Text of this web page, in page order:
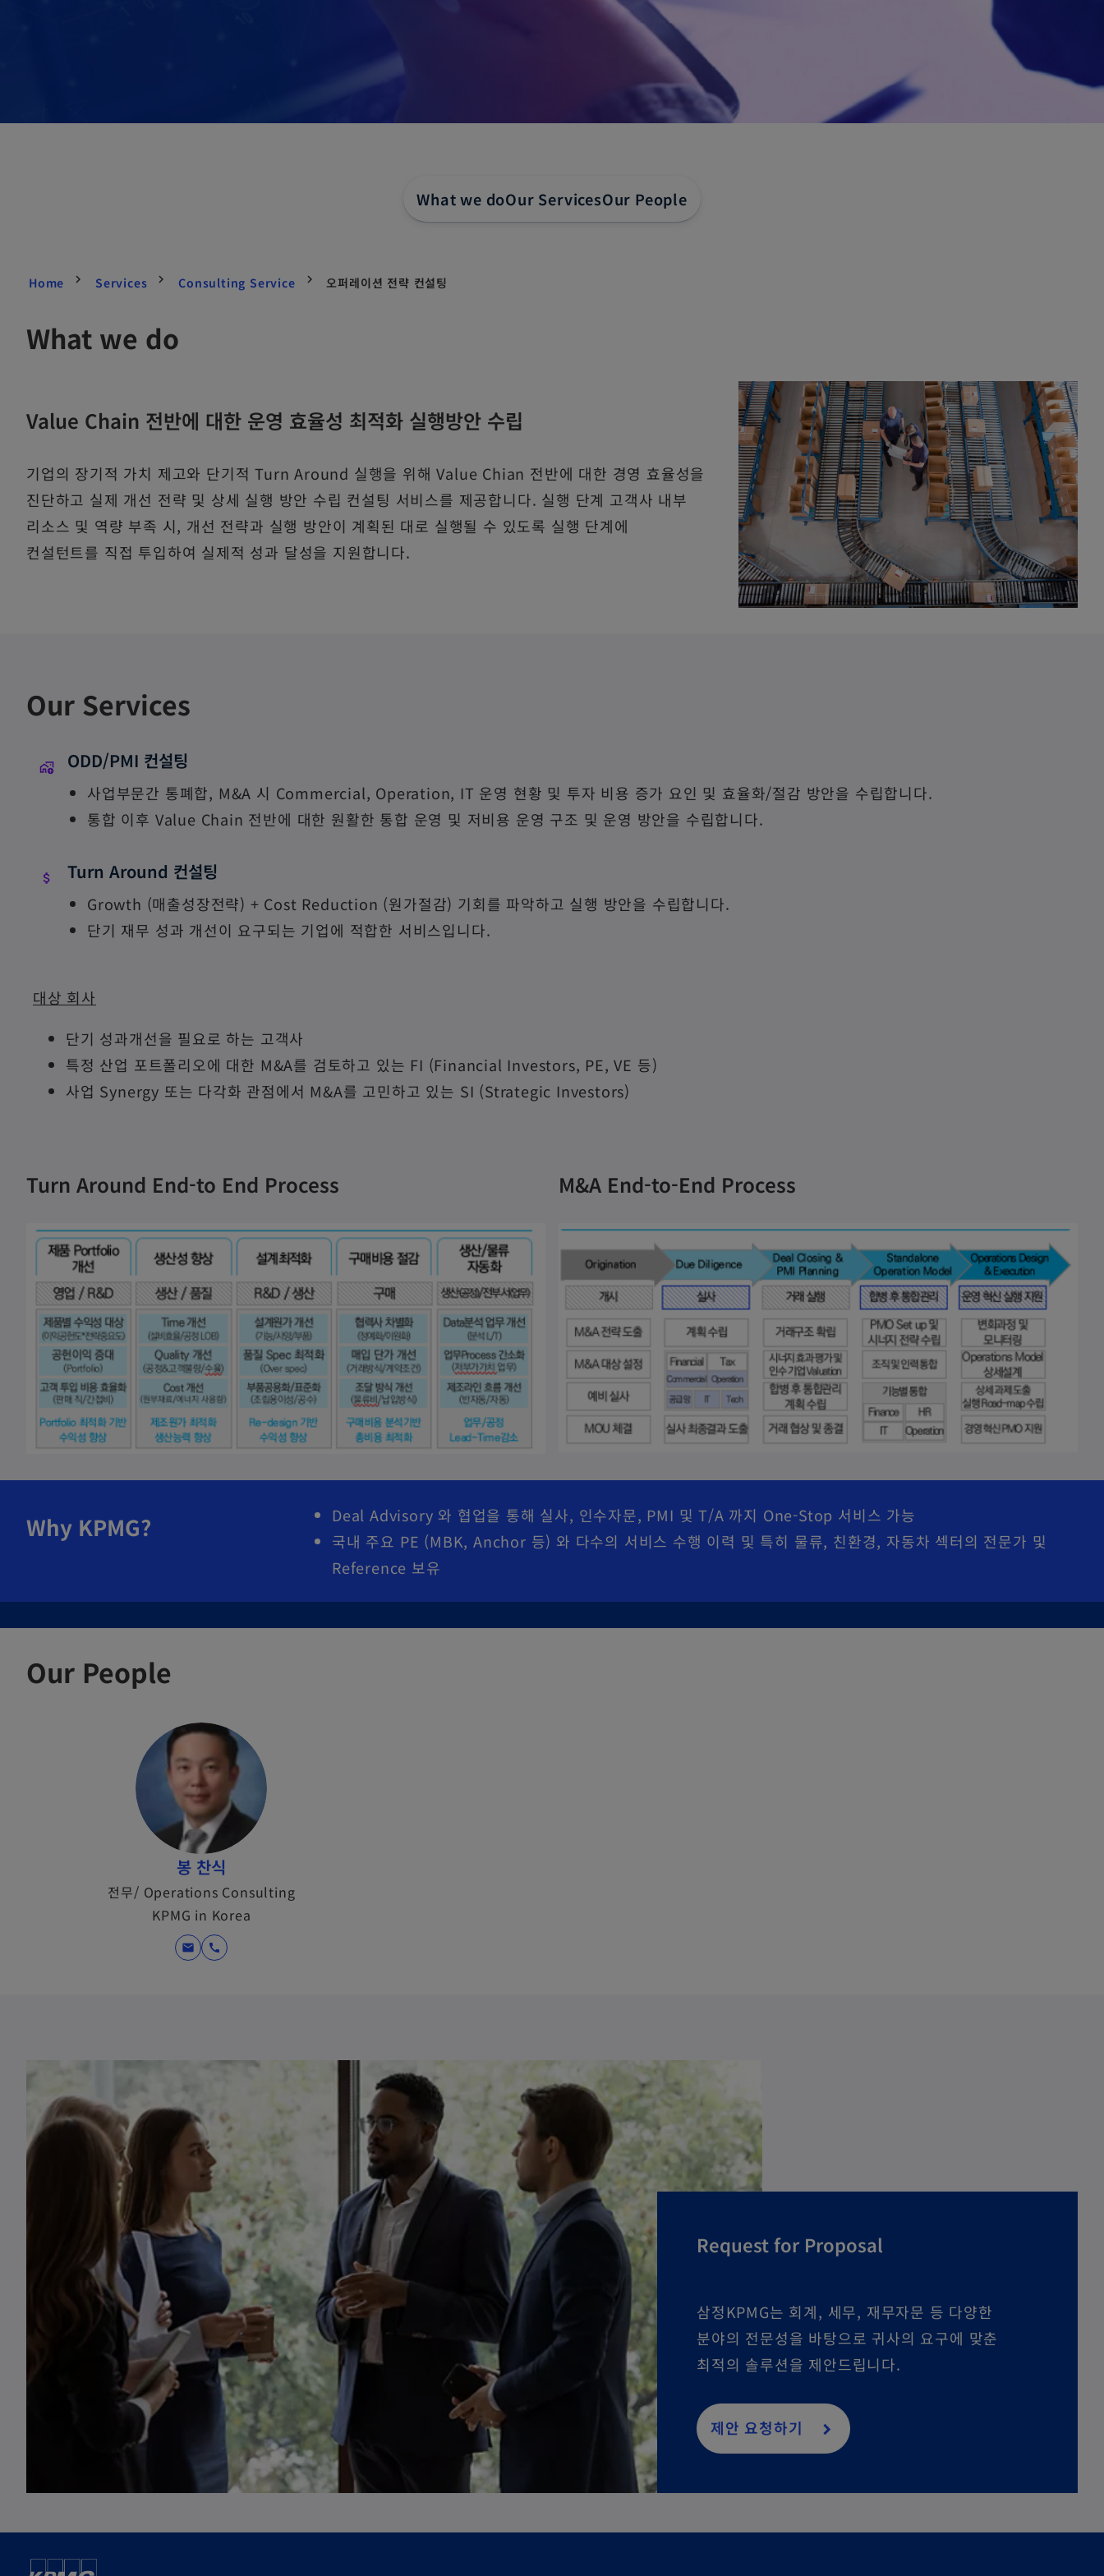
What we doOur ServicesOur People
Home Services Consulting Service 오퍼레이션 전략 컨설팅
What we do
Value Chain 전반에 대한 운영 효율성 최적화 실행방안 수립
기업의 장기적 가치 제고와 단기적 Turn Around 실행을 위해 Value Chian 전반에 대한 경영 효율성을
진단하고 실제 개선 전략 및 상세 실행 방안 수립 컨설팅 서비스를 제공합니다. 실행 단계 고객사 내부
리소스 및 역량 부족 시, 개선 전략과 실행 방안이 계획된 대로 실행될 수 있도록 실행 단계에
컨설턴트를 직접 투입하여 실제적 성과 달성을 지원합니다.
Our Services
ODD/PMI 컨설팅
사업부문간 통폐합, M&A 시 Commercial, Operation, IT 운영 현황 및 투자 비용 증가 요인 및 효율화/절감 방안을 수립합니다.
통합 이후 Value Chain 전반에 대한 원활한 통합 운영 및 저비용 운영 구조 및 운영 방안을 수립합니다.
Turn Around 컨설팅
Growth (매출성장전략) + Cost Reduction (원가절감) 기회를 파악하고 실행 방안을 수립합니다.
단기 재무 성과 개선이 요구되는 기업에 적합한 서비스입니다.
대상 회사
단기 성과개선을 필요로 하는 고객사
특정 산업 포트폴리오에 대한 M&A를 검토하고 있는 FI (Financial Investors, PE, VE 등)
사업 Synergy 또는 다각화 관점에서 M&A를 고민하고 있는 SI (Strategic Investors)
Turn Around End-to End Process M&A End-to-End Process
Why KPMG?
Deal Advisory 와 협업을 통해 실사, 인수자문, PMI 및 T/A 까지 One-Stop 서비스 가능
국내 주요 PE (MBK, Anchor 등) 와 다수의 서비스 수행 이력 및 특히 물류, 친환경, 자동차 섹터의 전문가 및
Reference 보유
Our People
봉 찬식
전무/ Operations Consulting
KPMG in Korea
mail call
Request for Proposal
삼정KPMG는 회계, 세무, 재무자문 등 다양한
분야의 전문성을 바탕으로 귀사의 요구에 맞춘
최적의 솔루션을 제안드립니다.
제안 요청하기